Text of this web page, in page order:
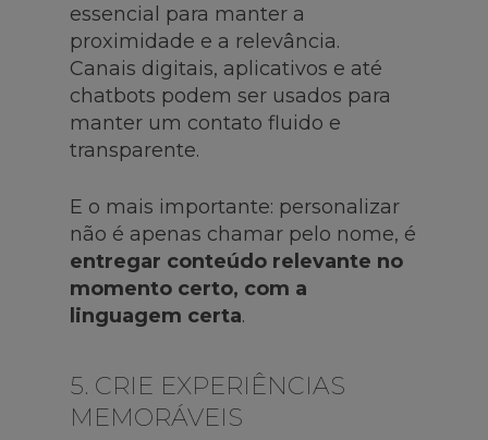
essencial para manter a
proximidade e a relevância.
Canais digitais, aplicativos e até
chatbots podem ser usados para
manter um contato fluido e
transparente.
E o mais importante: personalizar
não é apenas chamar pelo nome, é
entregar conteúdo relevante no
momento certo, com a
linguagem certa.
5. CRIE EXPERIÊNCIAS
MEMORÁVEIS